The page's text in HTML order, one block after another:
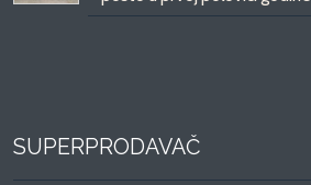
SUPERPRODAVAČ